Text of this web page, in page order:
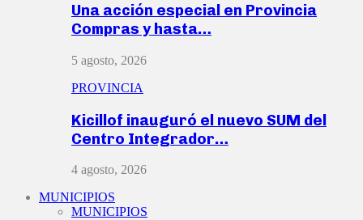
Una acción especial en Provincia
Compras y hasta…
5 agosto, 2026
PROVINCIA
Kicillof inauguró el nuevo SUM del
Centro Integrador…
4 agosto, 2026
MUNICIPIOS
MUNICIPIOS